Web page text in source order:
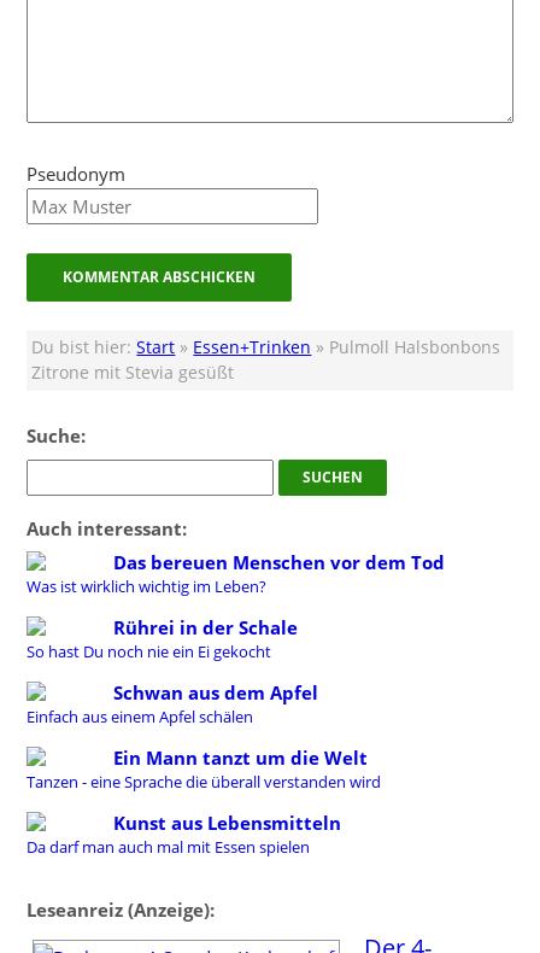
Pseudonym
Du bist hier:Start » Essen+Trinken » Pulmoll Halsbonbons
Zitrone mit Stevia gesüßt
Suche:
Auch interessant:
Das bereuen Menschen vor dem Tod
Was ist wirklich wichtig im Leben?
Rührei in der Schale
So hast Du noch nie ein Ei gekocht
Schwan aus dem Apfel
Einfach aus einem Apfel schälen
Ein Mann tanzt um die Welt
Tanzen - eine Sprache die überall verstanden wird
Kunst aus Lebensmitteln
Da darf man auch mal mit Essen spielen
Leseanreiz (Anzeige):